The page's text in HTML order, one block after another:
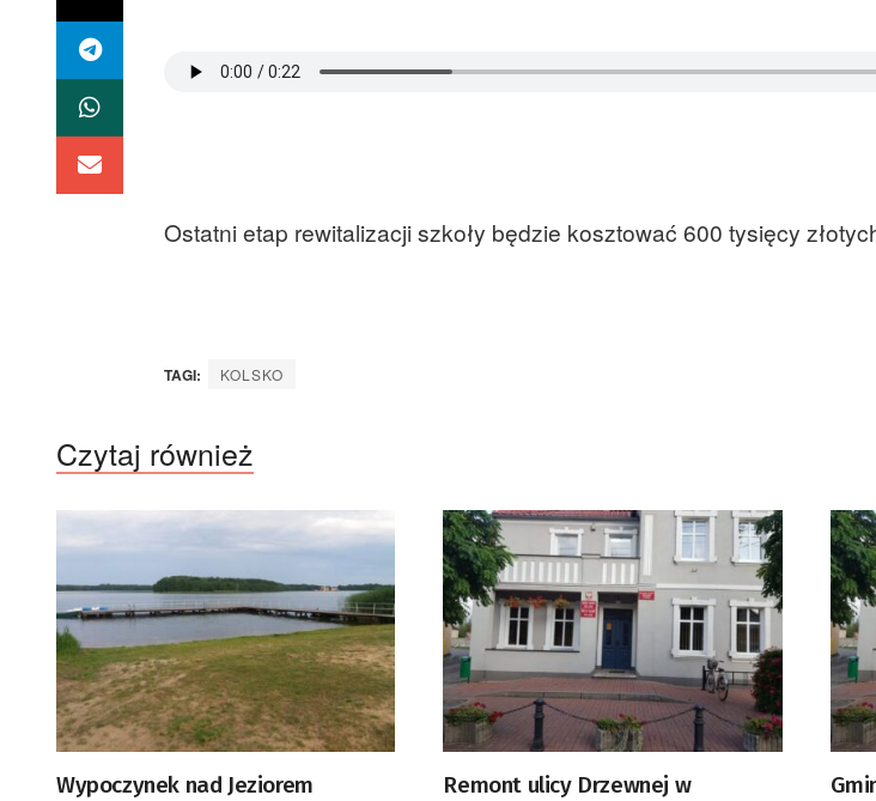
Ostatni etap rewitalizacji szkoły będzie kosztować 600 tysięcy
TAGI: KOLSKO
Czytaj również
Wypoczynek nad Jeziorem
Remont ulicy Drzewnej w